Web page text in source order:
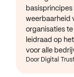
weerbaarheid
organisaties
leidraad op
voor alle
Door Digital